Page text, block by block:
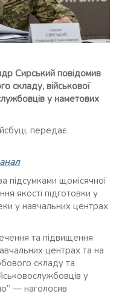
Сирський повідомив
складу, військової
у наметових
передає
підсумками щомісячної
якості підготовки у
у навчальних центрах
та підвищення
центрах та на
складу та
у
— наголосив